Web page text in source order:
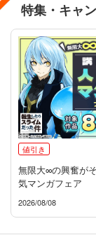
特集・キャ
値引き
無限大∞の興奮が
気マンガフェア
2026/08/08